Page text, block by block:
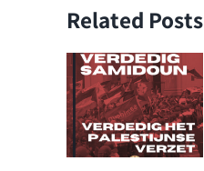
Related Posts